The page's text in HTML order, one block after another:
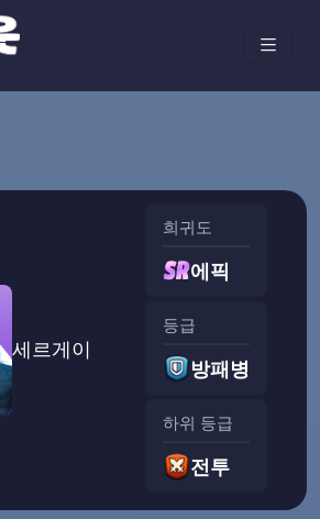
세르게이
희귀도
에픽
등급
방패병
하위 등급
전투